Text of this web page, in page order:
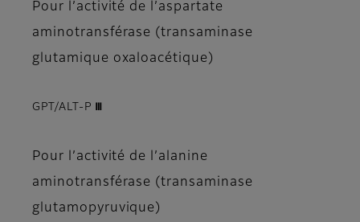
Pour l’activité de l’aspartate
aminotransférase (transaminase
glutamique oxaloacétique)
GPT/ALT-P Ⅲ
Pour l’activité de l’alanine
aminotransférase (transaminase
glutamopyruvique)